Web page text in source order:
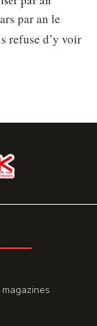
par an le
refuse d’y voir